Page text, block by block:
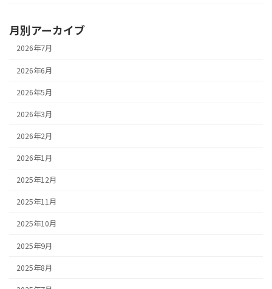
月別アーカイブ
2026年7月
2026年6月
2026年5月
2026年3月
2026年2月
2026年1月
2025年12月
2025年11月
2025年10月
2025年9月
2025年8月